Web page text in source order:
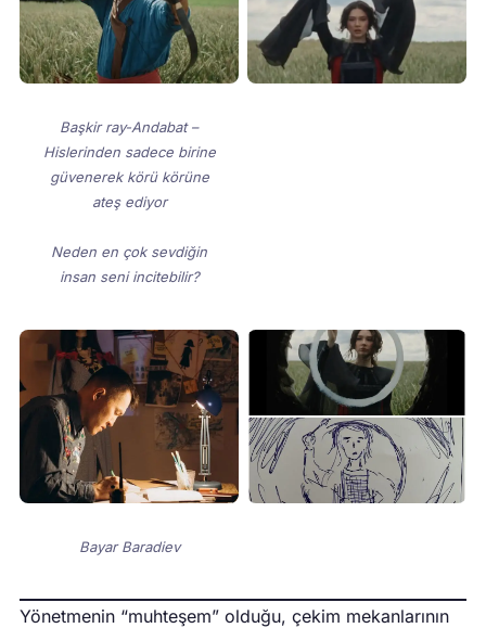
Başkir ray-Andabat –
Hislerinden sadece birine
güvenerek körü körüne
ateş ediyor
Neden en çok sevdiğin
insan seni incitebilir?
Bayar Baradiev
Yönetmenin “muhteşem” olduğu, çekim mekanlarının